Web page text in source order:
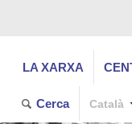
LA XARXA
Cerca Català